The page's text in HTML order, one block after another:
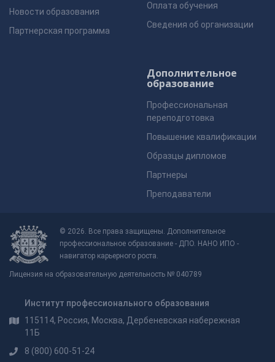
Новости образования
Партнерская программа
Оплата обучения
Сведения об организации
Дополнительное
образование
Профессиональная
переподготовка
Повышение квалификации
Образцы дипломов
Партнеры
Преподаватели
© 2026. Все права защищены. Дополнительное
профессиональное образование - ДПО. НАНО ИПО -
навигатор карьерного роста.
Лицензия на образовательную деятельность № 040789
Институт профессионального образования
115114, Россия, Москва, Дербеневская набережная
11Б
8 (800) 600-51-24